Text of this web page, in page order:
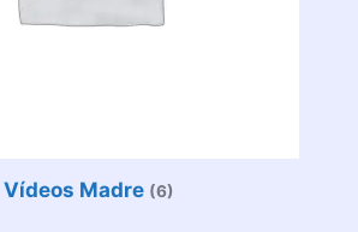
Vídeos Madre (6)